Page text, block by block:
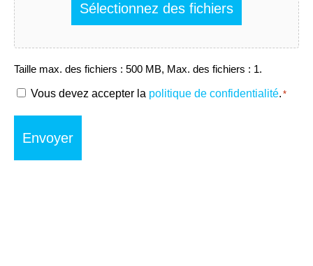
Sélectionnez des fichiers
Taille max. des fichiers : 500 MB, Max. des fichiers : 1.
RGPDVous devez accepter la politique de confidentialité. *